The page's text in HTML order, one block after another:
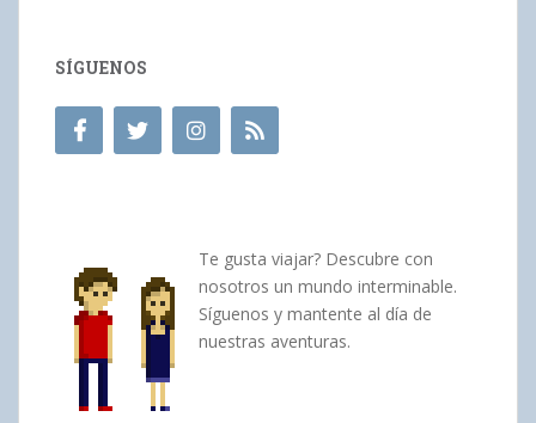
SÍGUENOS
Te gusta viajar? Descubre con
nosotros un mundo interminable.
Síguenos y mantente al día de
nuestras aventuras.